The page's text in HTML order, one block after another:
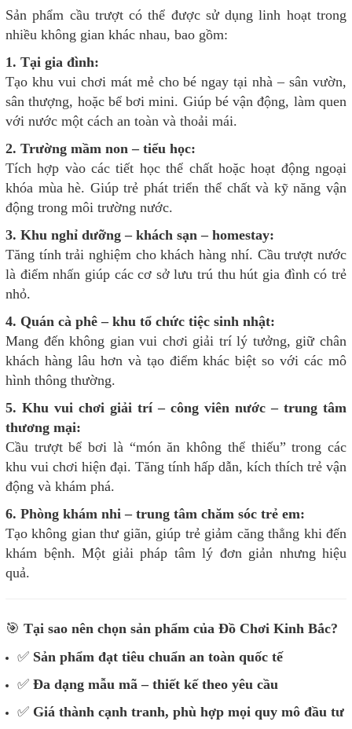
Sản phẩm cầu trượt có thể được sử dụng linh hoạt trong
nhiều không gian khác nhau, bao gồm:
1. Tại gia đình:
Tạo khu vui chơi mát mẻ cho bé ngay tại nhà – sân vườn,
sân thượng, hoặc bể bơi mini. Giúp bé vận động, làm quen
với nước một cách an toàn và thoải mái.
2. Trường mầm non – tiểu học:
Tích hợp vào các tiết học thể chất hoặc hoạt động ngoại
khóa mùa hè. Giúp trẻ phát triển thể chất và kỹ năng vận
động trong môi trường nước.
3. Khu nghỉ dưỡng – khách sạn – homestay:
Tăng tính trải nghiệm cho khách hàng nhí. Cầu trượt nước
là điểm nhấn giúp các cơ sở lưu trú thu hút gia đình có trẻ
nhỏ.
4. Quán cà phê – khu tổ chức tiệc sinh nhật:
Mang đến không gian vui chơi giải trí lý tưởng, giữ chân
khách hàng lâu hơn và tạo điểm khác biệt so với các mô
hình thông thường.
5. Khu vui chơi giải trí – công viên nước – trung tâm
thương mại:
Cầu trượt bể bơi là “món ăn không thể thiếu” trong các
khu vui chơi hiện đại. Tăng tính hấp dẫn, kích thích trẻ vận
động và khám phá.
6. Phòng khám nhi – trung tâm chăm sóc trẻ em:
Tạo không gian thư giãn, giúp trẻ giảm căng thẳng khi đến
khám bệnh. Một giải pháp tâm lý đơn giản nhưng hiệu
quả.
🎯 Tại sao nên chọn sản phẩm của Đồ Chơi Kinh Bắc?
✅ Sản phẩm đạt tiêu chuẩn an toàn quốc tế
✅ Đa dạng mẫu mã – thiết kế theo yêu cầu
✅ Giá thành cạnh tranh, phù hợp mọi quy mô đầu tư